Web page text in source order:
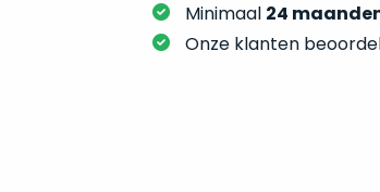
Minimaal 24
Onze klanten